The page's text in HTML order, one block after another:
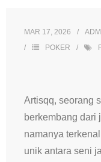
MAR 17, 2026
POKER
Artisqq, seorang
berkembang dari
namanya
unik antara seni